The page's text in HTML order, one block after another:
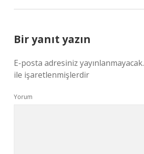
Bir yanıt yazın
E-posta adresiniz yayınlanmayacak.
ile işaretlenmişlerdir
Yorum